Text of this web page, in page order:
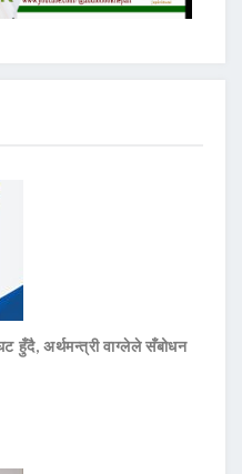
हुँदै, अर्थमन्त्री वाग्लेले सँबोधन